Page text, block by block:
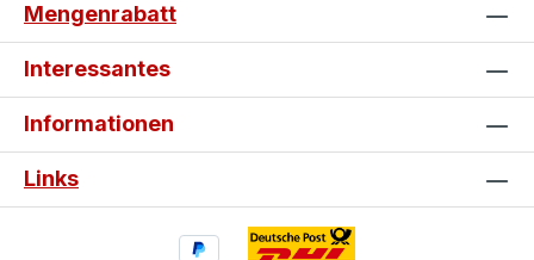
Mengenrabatt
Interessantes
Informationen
Links